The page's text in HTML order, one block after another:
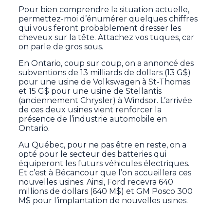
Pour bien comprendre la situation actuelle,
permettez-moi d’énumérer quelques chiffres
qui vous feront probablement dresser les
cheveux sur la tête. Attachez vos tuques, car
on parle de gros sous.
En Ontario, coup sur coup, on a annoncé des
subventions de 13 milliards de dollars (13 G$)
pour une usine de Volkswagen à St-Thomas
et 15 G$ pour une usine de Stellantis
(anciennement Chrysler) à Windsor. L’arrivée
de ces deux usines vient renforcer la
présence de l’industrie automobile en
Ontario.
Au Québec, pour ne pas être en reste, on a
opté pour le secteur des batteries qui
équiperont les futurs véhicules électriques.
Et c’est à Bécancour que l’on accueillera ces
nouvelles usines. Ainsi, Ford recevra 640
millions de dollars (640 M$) et GM Posco 300
M$ pour l’implantation de nouvelles usines.